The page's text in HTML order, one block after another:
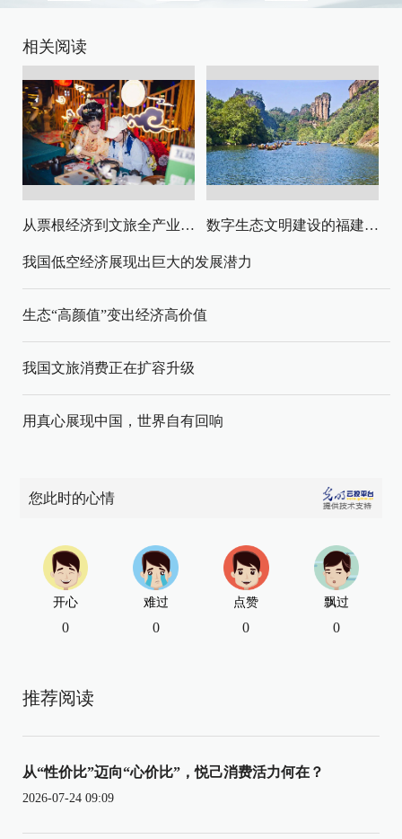
相关阅读
从票根经济到文旅全产业链升级 数字生态文明建设的福建路径与启示
我国低空经济展现出巨大的发展潜力
生态“高颜值”变出经济高价值
我国文旅消费正在扩容升级
用真心展现中国，世界自有回响
您此时的心情
开心
0
难过
0
点赞
0
飘过
0
推荐阅读
从“性价比”迈向“心价比”，悦己消费活力何在？
2026-07-24 09:09